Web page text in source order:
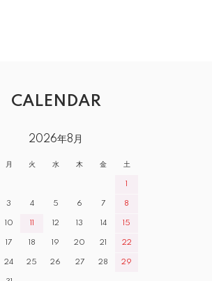
CALENDAR
2026年8月
月 火 水 木 金 土
1
3 4 5 6 7 8
10 11 12 13 14 15
17 18 19 20 21 22
24 25 26 27 28 29